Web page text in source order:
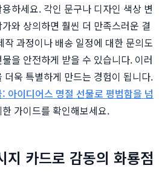
하세요. 각인 문구나 디자인 색상 변
와 상의하면 훨씬 더 만족스러운 결
과정이나 배송 일정에 대한 문의도
을 안전하게 받을 수 있습니다. 이러
더욱 특별하게 만드는 경험이 됩니다.
아이디어스 명절 선물로 평범함을 넘
가이드를 확인해보세요.
지 카드로 감동의 화룡점